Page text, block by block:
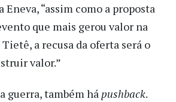
Eneva, “assim como a proposta
que mais gerou valor na
a recusa da oferta será o
valor.”
guerra, também há pushback.